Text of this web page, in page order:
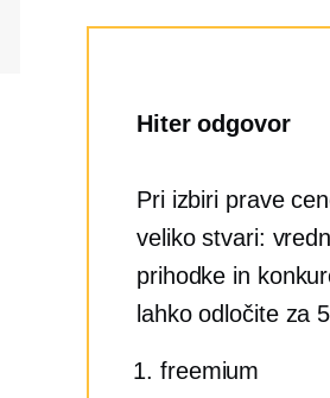
Hiter odgovor
Pri izbiri prave
veliko stvari:
prihodke in
lahko odločite za
freemium